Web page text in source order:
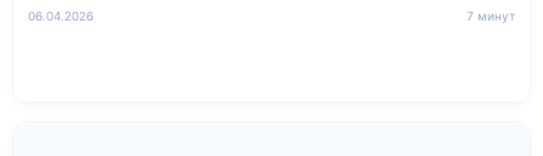
06.04.2026 7 минут